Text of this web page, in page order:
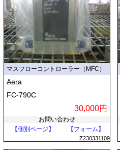
マスフローコントローラー（MFC）
Aera
FC-790C
30,000円
お問い合わせ
【個別ページ】
【フォーム】
Z230331109